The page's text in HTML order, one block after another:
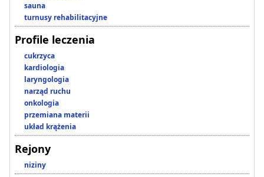
sauna
turnusy rehabilitacyjne
Profile leczenia
cukrzyca
kardiologia
laryngologia
narząd ruchu
onkologia
przemiana materii
układ krążenia
Rejony
niziny